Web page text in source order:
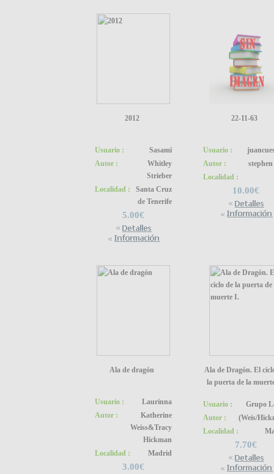
2012
Usuario :
Sasami
Autor :
Whitley
Strieber
Localidad :
Santa Cruz
de Tenerife
5.00€
22-11-63
Usuario :
Autor :
Localidad :
10.00€
Ala de dragón
Usuario :
Laurinna
Autor :
Katherine
Weiss&Tracy
Hickman
Localidad :
Madrid
3.00€
Ala de Dragón. El
la puerta de la
Usuario :
Grupo
Autor :
(Weis/
Localidad :
7.70€